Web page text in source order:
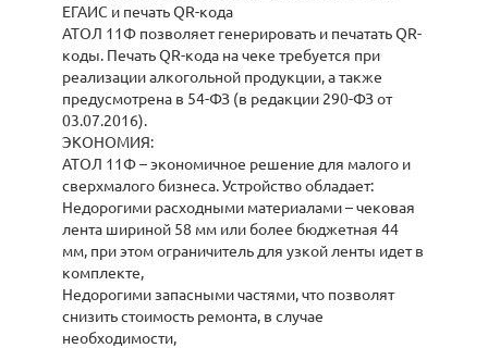
ЕГАИС и печать QR-кода
АТОЛ 11Ф позволяет генерировать и печатать QR-
коды. Печать QR-кода на чеке требуется при
реализации алкогольной продукции, а также
предусмотрена в 54-ФЗ (в редакции 290-ФЗ от
03.07.2016).
ЭКОНОМИЯ:
АТОЛ 11Ф – экономичное решение для малого и
сверхмалого бизнеса. Устройство обладает:
Недорогими расходными материалами – чековая
лента шириной 58 мм или более бюджетная 44
мм, при этом ограничитель для узкой ленты идет в
комплекте,
Недорогими запасными частями, что позволят
снизить стоимость ремонта, в случае
необходимости,